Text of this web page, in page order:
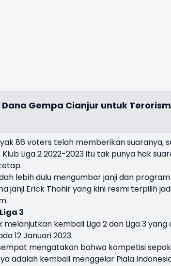
Dana Gempa Cianjur untuk
86 voters telah memberikan suaranya,
Klub Liga 2 2022-2023 itu tak punya hak
lebih dulu mengumbar janji dan
janji Erick Thohir yang kini resmi terpilih
3
kembali Liga 2 dan Liga 3 yang
12 Januari 2023.
mengatakan bahwa kompetisi
adalah kembali menggelar Piala